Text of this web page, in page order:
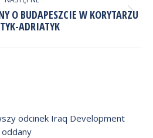
Następny
wpis:
O BUDAPESZCIE W KORYTARZU
ADRIATYK
odcinek Iraq Development
oddany